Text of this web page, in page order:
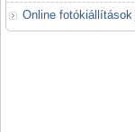
Online fotókiállítások